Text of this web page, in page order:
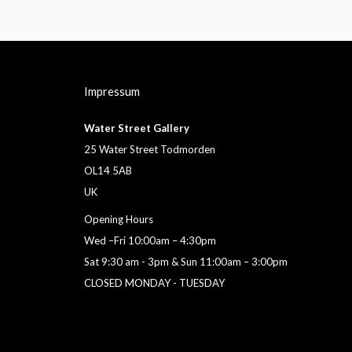
Impressum
Water Street Gallery
25 Water Street Todmorden
OL14 5AB
UK
Opening Hours
Wed –Fri 10:00am – 4:30pm
Sat 9:30 am - 3pm & Sun 11:00am – 3:00pm
CLOSED MONDAY - TUESDAY